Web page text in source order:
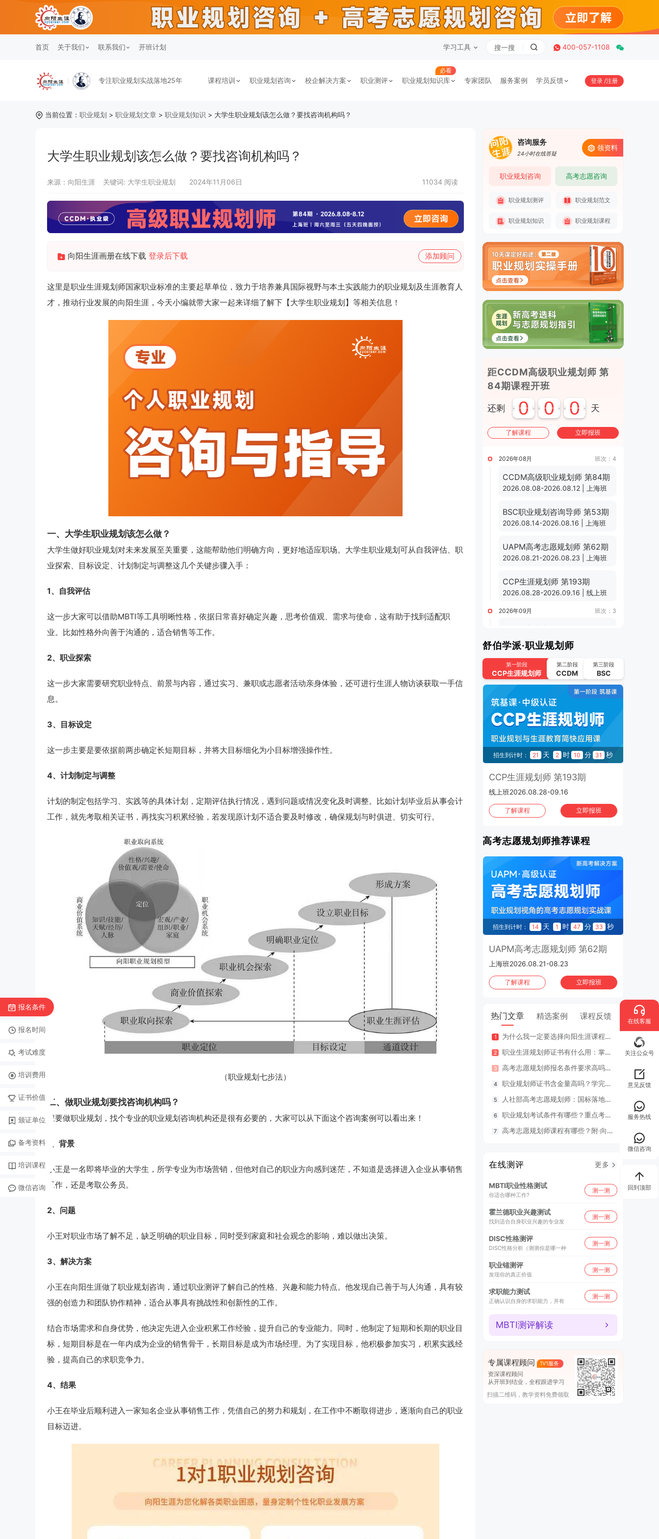
首页 关于我们 联系我们 开班计划 学习工具 400-057-1108
专注职业规划实战落地25年 课程培训 职业规划咨询 校企解决方案 职业测评
必看
职业规划知识库 专家团队 服务案例 学员反馈 登录 /注册
当前位置： 职业规划 > 职业规划文章 > 职业规划知识 > 大学生职业规划该怎么做？要找咨询机构吗？
大学生职业规划该怎么做？要找咨询机构吗？
11034 阅读
来源：向阳生涯 关键词: 大学生职业规划 2024年11月06日
向阳生涯画册在线下载 登录后下载 添加顾问
这里是职业生涯规划师国家职业标准的主要起草单位，致力于培养兼具国际视野与本土实践能力的职业规划及生涯教育人
才，推动行业发展的向阳生涯，今天小编就带大家一起来详细了解下【大学生职业规划】等相关信息！
一、大学生职业规划该怎么做？
大学生做好职业规划对未来发展至关重要，这能帮助他们明确方向，更好地适应职场。大学生职业规划可从自我评估、职
业探索、目标设定、计划制定与调整这几个关键步骤入手：
1、自我评估
这一步大家可以借助MBTI等工具明晰性格，依据日常喜好确定兴趣，思考价值观、需求与使命，这有助于找到适配职
业。比如性格外向善于沟通的，适合销售等工作。
2、职业探索
这一步大家需要研究职业特点、前景与内容，通过实习、兼职或志愿者活动亲身体验，还可进行生涯人物访谈获取一手信
息。
3、目标设定
这一步主要是要依据前两步确定长短期目标，并将大目标细化为小目标增强操作性。
4、计划制定与调整
计划的制定包括学习、实践等的具体计划，定期评估执行情况，遇到问题或情况变化及时调整。比如计划毕业后从事会计
工作，就先考取相关证书，再找实习积累经验，若发现原计划不适合要及时修改，确保规划与时俱进、切实可行。
（职业规划七步法）
二、做职业规划要找咨询机构吗？
想要做职业规划，找个专业的职业规划咨询机构还是很有必要的，大家可以从下面这个咨询案例可以看出来！
1、背景
小王是一名即将毕业的大学生，所学专业为市场营销，但他对自己的职业方向感到迷茫，不知道是选择进入企业从事销售
工作，还是考取公务员。
2、问题
小王对职业市场了解不足，缺乏明确的职业目标，同时受到家庭和社会观念的影响，难以做出决策。
3、解决方案
小王在向阳生涯做了职业规划咨询，通过职业测评了解自己的性格、兴趣和能力特点。他发现自己善于与人沟通，具有较
强的创造力和团队协作精神，适合从事具有挑战性和创新性的工作。
结合市场需求和自身优势，他决定先进入企业积累工作经验，提升自己的专业能力。同时，他制定了短期和长期的职业目
标，短期目标是在一年内成为企业的销售骨干，长期目标是成为市场经理。为了实现目标，他积极参加实习，积累实践经
验，提高自己的求职竞争力。
4、结果
小王在毕业后顺利进入一家知名企业从事销售工作，凭借自己的努力和规划，在工作中不断取得进步，逐渐向自己的职业
目标迈进。
咨询服务
24小时在线答疑
领资料
职业规划咨询 高考志愿咨询
职业规划测评 职业规划范文
职业规划知识 职业规划课程
距CCDM高级职业规划师 第
84期课程开班
还剩 0 0 0 天
了解课程 立即报班
班次：4
2026年08月
CCDM高级职业规划师 第84期
2026.08.08-2026.08.12 | 上海班
BSC职业规划咨询导师 第53期
2026.08.14-2026.08.16 | 上海班
UAPM高考志愿规划师 第62期
2026.08.21-2026.08.23 | 上海班
CCP生涯规划师 第193期
2026.08.28-2026.09.16 | 线上班
班次：3
2026年09月
2026.09.01-2026.09.24 | 线上班
CCP生涯规划师 第194期
2026.09.11-2026.09.30 | 线上班
UAPM高考志愿规划师 第64期
2026.09.22-2026.10.15 | 线上班
班次：4
2026年10月
CCP生涯规划师 第195期
2026.10.02-2026.10.21 | 线上班
UAPM高考志愿规划师 第65期
2026.10.13-2026.11.05 | 线上班
CCP生涯规划师 第196期
2026.10.30-2026.11.01 | 上海班
舒伯学派·职业规划师
第一阶段
CCP生涯规划师
第二阶段
CCDM
第三阶段
BSC
招生到计时： 21 天 2 时 10 分 30 秒
CCP生涯规划师 第193期
线上班2026.08.28-09.16
了解课程 立即报班
高考志愿规划师推荐课程
招生到计时： 14 天 1 时 47 分 32 秒
UAPM高考志愿规划师 第62期
上海班2026.08.21-08.23
了解课程 立即报班
热门文章 精选案例 课程反馈
咨询客户心得交流
CCP学员心得交流
学校生涯教育心得交流
为什么我一定要选择向阳生涯课程体系？七大核心理由
职业生涯规划师证书有什么用：掌握专业知识与技能，助人也助己！
高考志愿规划师报名条件要求高吗？专业认证在哪里考？
职业规划师证书含金量高吗？学完好找工作吗？
人社部高考志愿规划师：国标落地，从业标准更明确，持证执业不可少
职业规划考试条件有哪些？重点考什么？
高考志愿规划师课程有哪些？附·向阳生涯26年UAPM课程开班计划表
咨询案
2年
985
在线测评 更多
MBTI职业性格测试
你适合哪种工作?
测一测
霍兰德职业兴趣测试
找到适合自身职业兴趣的专业发
测一测
DISC性格测评
DISC性格分析（测测你是哪一种
测一测
职业锚测评
发现你的真正价值
测一测
求职能力测试
正确认识自身的求职能力，并有
测一测
MBTI测评解读
专属课程顾问 1V1服务
资深课程顾问
从开班到结业，全程跟进学习
扫描二维码，教学资料免费领取
报名条件
报名时间
考试难度
培训费用
证书价值
颁证单位
备考资料
培训课程
微信咨询
在线客服
关注公众号
意见反馈
服务热线
微信咨询
回到顶部